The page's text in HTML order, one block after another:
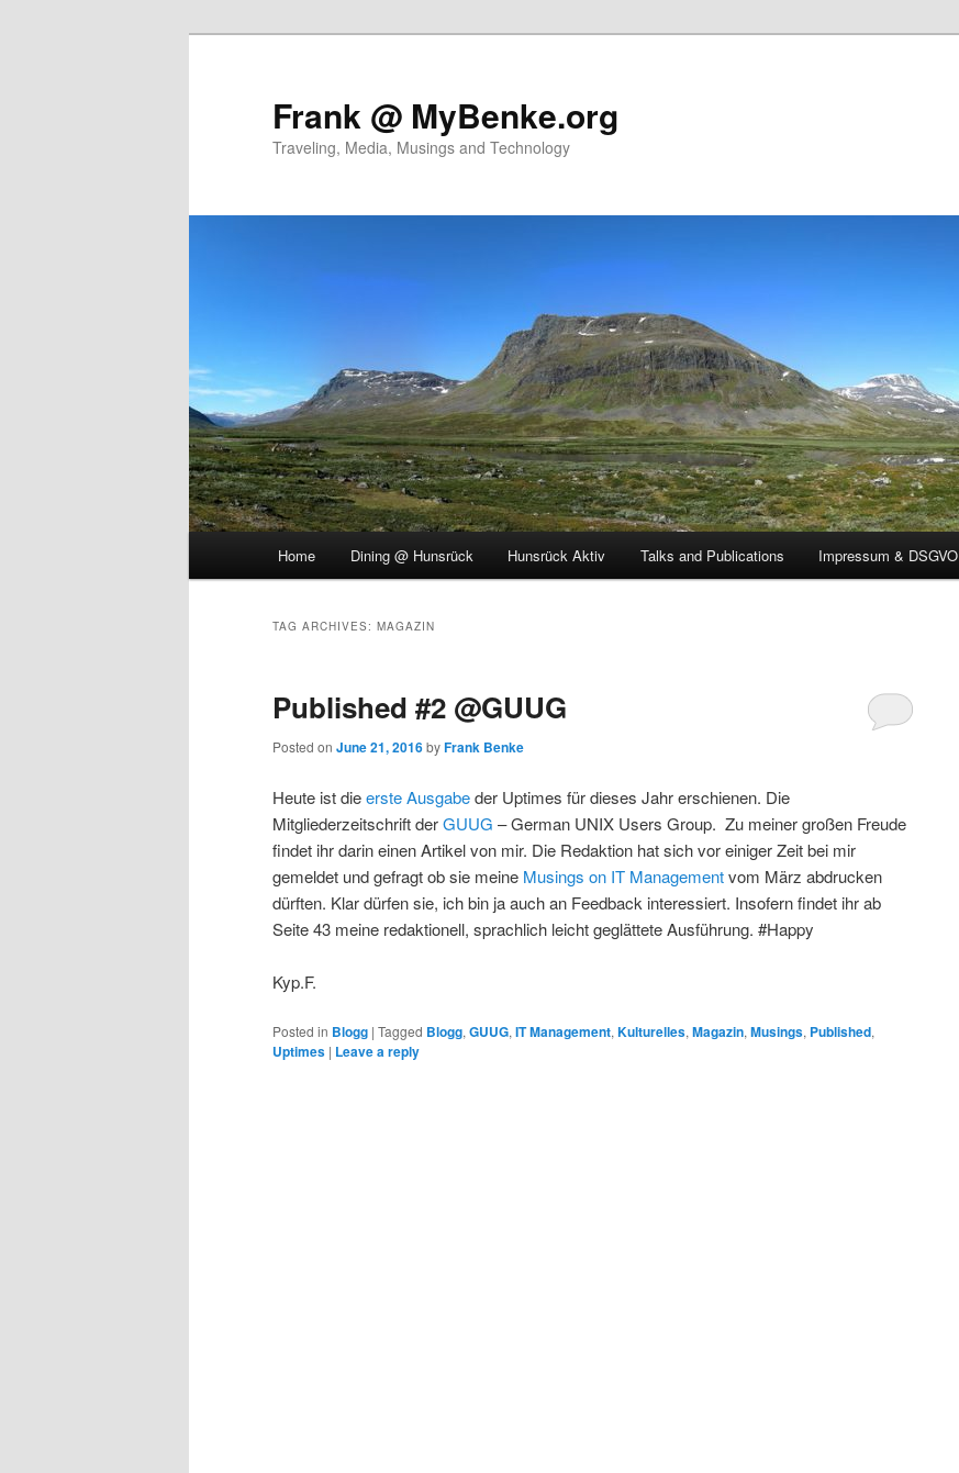
Frank @ MyBenke.org
Traveling, Media, Musings and Technology
Home Dining @ Hunsrück Hunsrück Aktiv Talks and Publications Impressum & DSGVO
TAG ARCHIVES: MAGAZIN
Published #2 @GUUG
Posted on June 21, 2016byFrank Benke
Heute ist dieerste Ausgabeder Uptimes für dieses Jahr erschienen. Die
Mitgliederzeitschrift derGUUG – German UNIX Users Group. Zu meiner großen Freude
findet ihr darin einen Artikel von mir. Die Redaktion hat sich vor einiger Zeit bei mir
gemeldet und gefragt ob sie meine Musings on IT Managementvom März abdrucken
dürften. Klar dürfen sie, ich bin ja auch an Feedback interessiert. Insofern findet ihr ab
Seite 43 meine redaktionell, sprachlich leicht geglättete Ausführung. #Happy
Kyp.F.
Posted in Blogg | Tagged Blogg, GUUG, IT Management, Kulturelles, Magazin, Musings, Published,
Uptimes | Leave a reply